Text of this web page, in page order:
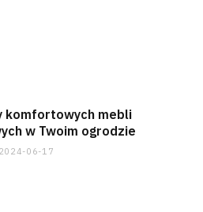
komfortowych mebli
w Twoim ogrodzie
2024-06-17